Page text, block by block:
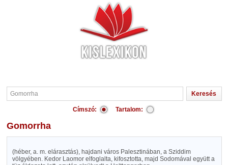
Címszó: Tartalom:
Gomorrha
(héber, a. m. elárasztás), hajdani város Palesztinában, a Sziddim
völgyében. Kedor Laomor elfoglalta, kifosztotta, majd Sodomával együtt a